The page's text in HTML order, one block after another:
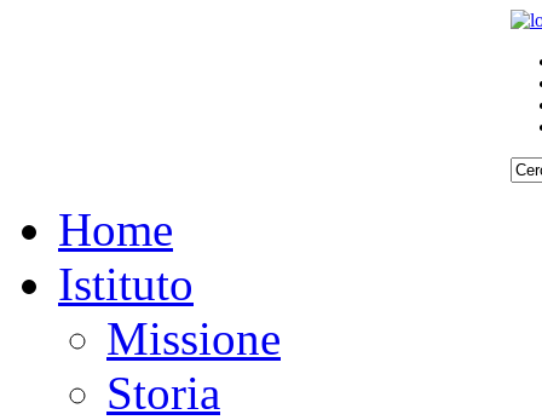
Home
Istituto
Missione
Storia